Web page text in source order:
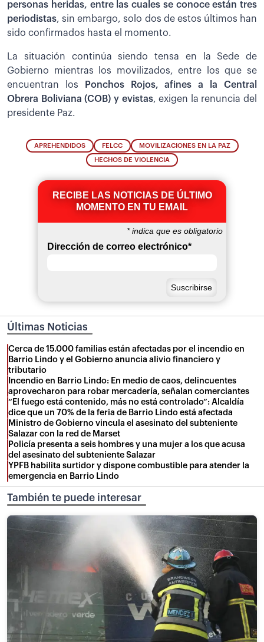
personas heridas, entre las cuales se conoce están tres
periodistas, sin embargo, solo dos de estos últimos han
sido confirmados hasta el momento.
La situación continúa siendo tensa en la Sede de
Gobierno mientras los movilizados, entre los que se
encuentran los Ponchos Rojos, afines a la Central
Obrera Boliviana (COB) y evistas, exigen la renuncia del
presidente Paz.
APREHENDIDOS FELCC MOVILIZACIONES EN LA PAZ
HECHOS DE VIOLENCIA
RECIBE LAS NOTICIAS DE ÚLTIMO
MOMENTO EN TU EMAIL
*indica que es obligatorio
Dirección de correo electrónico*
Últimas Noticias
Cerca de 15.000 familias están afectadas por el incendio en
Barrio Lindo y el Gobierno anuncia alivio financiero y
tributario
Incendio en Barrio Lindo: En medio de caos, delincuentes
aprovecharon para robar mercadería, señalan comerciantes
“El fuego está contenido, más no está controlado”: Alcaldía
dice que un 70% de la feria de Barrio Lindo está afectada
Ministro de Gobierno vincula el asesinato del subteniente
Salazar con la red de Marset
Policía presenta a seis hombres y una mujer a los que acusa
del asesinato del subteniente Salazar
YPFB habilita surtidor y dispone combustible para atender la
emergencia en Barrio Lindo
También te puede interesar